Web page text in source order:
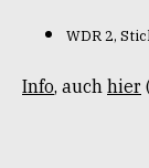
WDR 2,
Info, auch hier